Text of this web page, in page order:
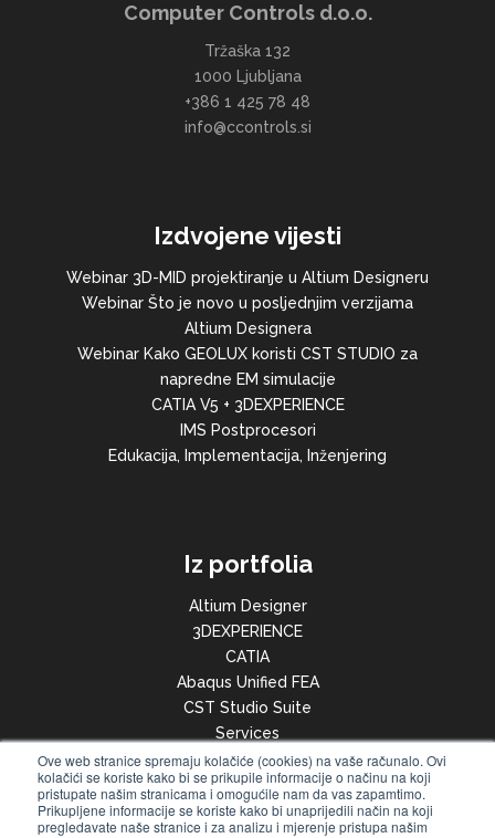
Ove web stranice spremaju kolačiće (cookies) na vaše računalo. Ovi
kolačići se koriste kako bi se prikupile informacije o načinu na koji
pristupate našim stranicama i omogućile nam da vas zapamtimo.
Prikupljene informacije se koriste kako bi unaprijedili način na koji
pregledavate naše stranice i za analizu i mjerenje pristupa našim
Computer Controls d.o.o.
Tržaška 132
1000 Ljubljana
+386 1 425 78 48
info@ccontrols.si
Izdvojene vijesti
Webinar 3D-MID projektiranje u Altium Designeru
Webinar Što je novo u posljednjim verzijama
Altium Designera
Webinar Kako GEOLUX koristi CST STUDIO za
napredne EM simulacije
CATIA V5 + 3DEXPERIENCE
IMS Postprocesori
Edukacija, Implementacija, Inženjering
Iz portfolia
Altium Designer
3DEXPERIENCE
CATIA
Abaqus Unified FEA
CST Studio Suite
Services
Elektroničke komponente
ARM Keil
e-peas semiconductors